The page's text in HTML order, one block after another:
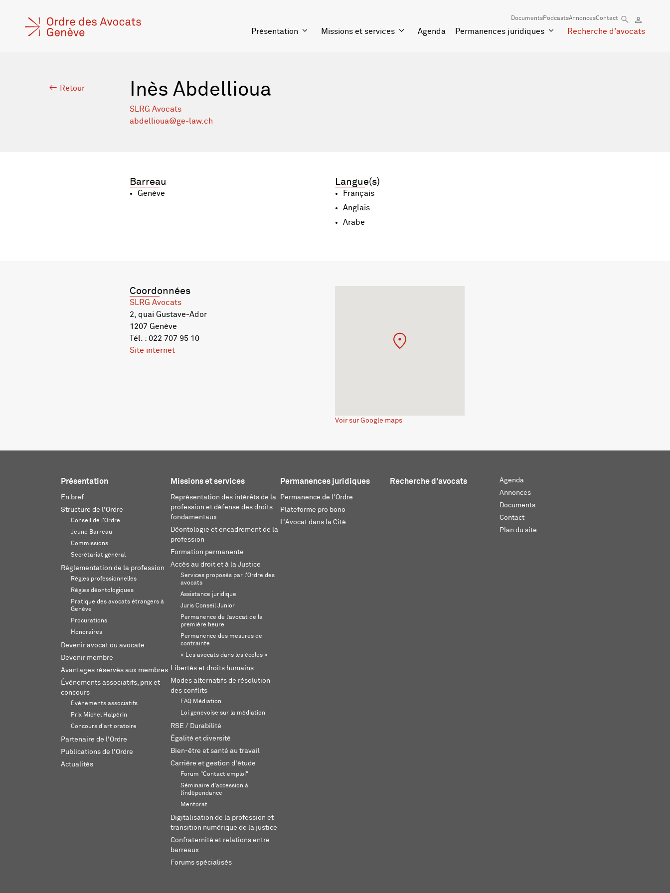
DocumentsPodcastsAnnoncesContact
Présentation Missions et services Agenda Permanences juridiques Recherche d'avocats
Retour Inès Abdellioua
SLRG Avocats
abdellioua@ge-law.ch
Barreau
Genève
Langue(s)
Français
Anglais
Arabe
Coordonnées
SLRG Avocats
2, quai Gustave-Ador
1207 Genève
Tél. : 022 707 95 10
Site internet
Voir sur Google maps
Présentation
En bref
Structure de l'Ordre
Conseil de l'Ordre
Jeune Barreau
Commissions
Secrétariat général
Réglementation de la profession
Règles professionnelles
Règles déontologiques
Pratique des avocats étrangers à
Genève
Procurations
Honoraires
Devenir avocat ou avocate
Devenir membre
Avantages réservés aux membres
Événements associatifs, prix et
concours
Événements associatifs
Prix Michel Halpérin
Concours d'art oratoire
Partenaire de l'Ordre
Publications de l'Ordre
Actualités
Missions et services
Représentation des intérêts de la
profession et défense des droits
fondamentaux
Déontologie et encadrement de la
profession
Formation permanente
Accès au droit et à la Justice
Services proposés par l'Ordre des
avocats
Assistance juridique
Juris Conseil Junior
Permanence de l’avocat de la
première heure
Permanence des mesures de
contrainte
« Les avocats dans les écoles »
Libertés et droits humains
Modes alternatifs de résolution
des conflits
FAQ Médiation
Loi genevoise sur la médiation
RSE / Durabilité
Égalité et diversité
Bien-être et santé au travail
Carrière et gestion d'étude
Forum "Contact emploi"
Séminaire d’accession à
l’indépendance
Mentorat
Digitalisation de la profession et
transition numérique de la justice
Confraternité et relations entre
barreaux
Forums spécialisés
Permanences juridiques
Permanence de l'Ordre
Plateforme pro bono
L'Avocat dans la Cité
Recherche d'avocats
Agenda
Annonces
Documents
Contact
Plan du site